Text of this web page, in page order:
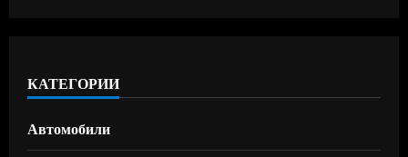
КАТЕГОРИИ
Автомобили